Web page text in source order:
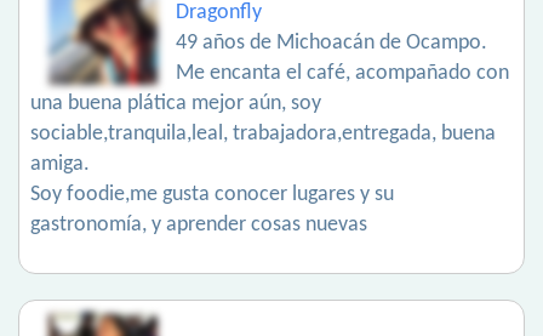
Dragonfly
49 años de Michoacán de Ocampo.
Me encanta el café, acompañado con
una buena plática mejor aún, soy
sociable,tranquila,leal, trabajadora,entregada, buena
amiga.
Soy foodie,me gusta conocer lugares y su
gastronomía, y aprender cosas nuevas